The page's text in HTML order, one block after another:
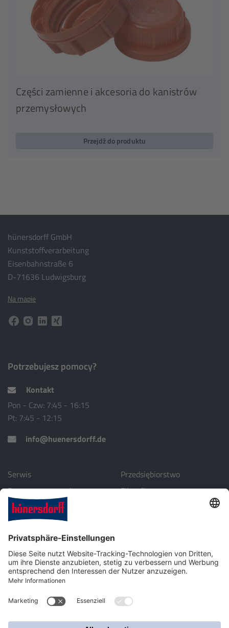
Części zamienne i akcesoria do kanistrów
przemysłowych
Przejdź do produktu
hünersdorff GmbH
Kunststoffverarbeitung
Eisenbahnstraße 6
D-71636 Ludwigsburg
Na mapie
Potrzebujesz pomocy?
Kontakt
Pon - Czw: 7:45 - 16:15
Pt: 7:45 - 12:15
info@huenersdorff.de
Serwis
Partnerzy za granicą
Download
Przedsiębiorstwo
Filozofia
Kontakt
Technika tworzyw sztucznych dla przemysłu, akcesoriów